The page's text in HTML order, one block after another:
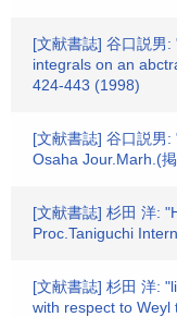
[文献書誌] 谷口説男
integrals on an
424-443 (1998)
[文献書誌] 谷口説男
Osaha Jour.Marh.(
[文献書誌] 杉田 洋:
Proc.Taniguchi
[文献書誌] 杉田 洋:
with respect to Weyl